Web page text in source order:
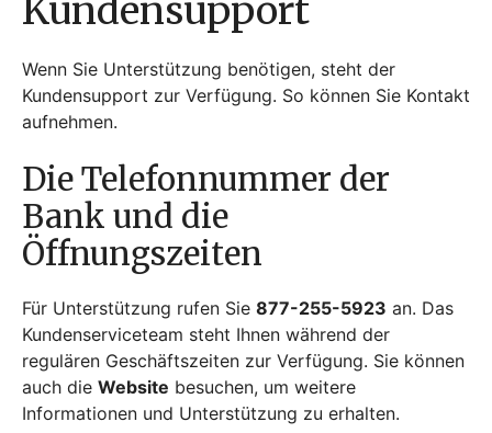
Kundensupport
Wenn Sie Unterstützung benötigen, steht der
Kundensupport zur Verfügung. So können Sie Kontakt
aufnehmen.
Die Telefonnummer der
Bank und die
Öffnungszeiten
Für Unterstützung rufen Sie 877-255-5923 an. Das
Kundenserviceteam steht Ihnen während der
regulären Geschäftszeiten zur Verfügung. Sie können
auch die Website besuchen, um weitere
Informationen und Unterstützung zu erhalten.